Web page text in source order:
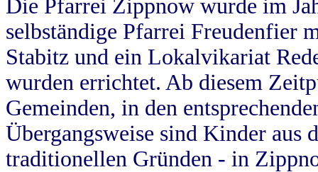
Die Pfarrei Zippnow wurde im
selbständige Pfarrei Freudenfier
Stabitz und ein Lokalvikariat
wurden errichtet. Ab diesem
Gemeinden, in den
Übergangsweise sind Kinder aus
traditionellen Gründen - in